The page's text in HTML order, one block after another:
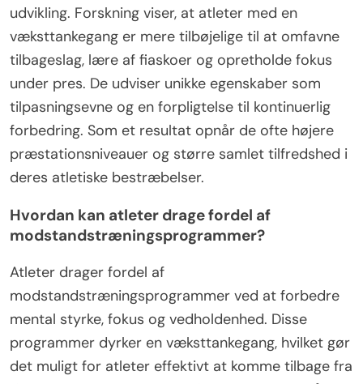
udvikling. Forskning viser, at atleter med en
væksttankegang er mere tilbøjelige til at omfavne
tilbageslag, lære af fiaskoer og opretholde fokus
under pres. De udviser unikke egenskaber som
tilpasningsevne og en forpligtelse til kontinuerlig
forbedring. Som et resultat opnår de ofte højere
præstationsniveauer og større samlet tilfredshed i
deres atletiske bestræbelser.
Hvordan kan atleter drage fordel af
modstandstræningsprogrammer?
Atleter drager fordel af
modstandstræningsprogrammer ved at forbedre
mental styrke, fokus og vedholdenhed. Disse
programmer dyrker en væksttankegang, hvilket gør
det muligt for atleter effektivt at komme tilbage fra